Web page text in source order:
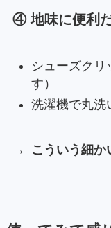
④ 地味に便利
シューズクリ
す）
洗濯機で丸洗
→ こういう細